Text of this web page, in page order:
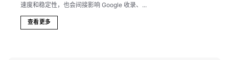
速度和稳定性，也会间接影响 Google 收录、...
查看更多